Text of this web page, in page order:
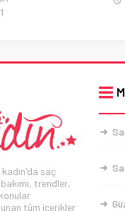
saç
trendler,
tüm içerikler